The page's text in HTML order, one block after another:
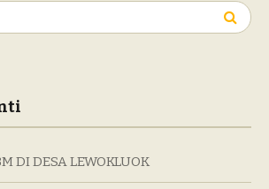
DI DESA LEWOKLUOK